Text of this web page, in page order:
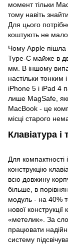
момент тільки
тому навіть
Для цього
коштують не
Чому Apple пішла
Type-C майже в
мм. В іншому
настільки
iPhone 5 і iPad 4
лише MagSafe,
MacBook - це
місці старого
Клавіатура і
Для компактності
конструкцію
всю довжину
більше, в
модуль - на 40%
нової
«метелик». За
працювати
систему